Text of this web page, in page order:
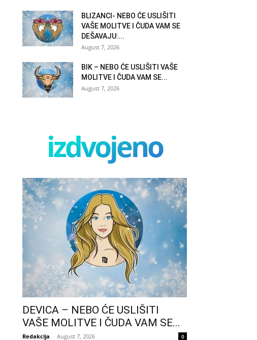
BLIZANCI- NEBO ĆE USLIŠITI
VAŠE MOLITVE I ČUDA VAM SE
DEŠAVAJU:...
August 7, 2026
BIK – NEBO ĆE USLIŠITI VAŠE
MOLITVE I ČUDA VAM SE...
August 7, 2026
izdvojeno
DEVICA – NEBO ĆE USLIŠITI
VAŠE MOLITVE I ČUDA VAM SE...
Redakcija - August 7, 2026 0